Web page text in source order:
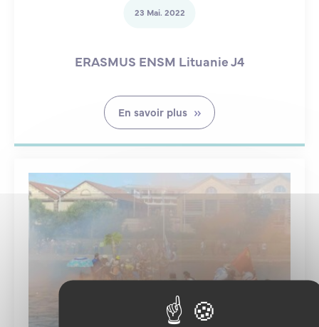
23 Mai. 2022
ERASMUS ENSM Lituanie J4
En savoir plus